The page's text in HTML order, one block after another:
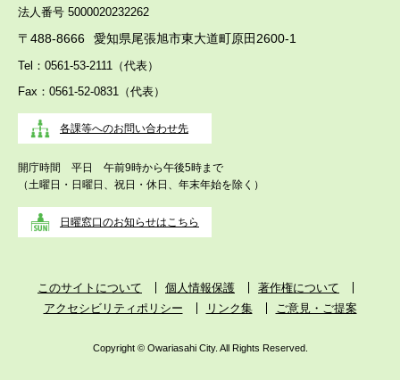
法人番号 5000020232262
〒488-8666 愛知県尾張旭市東大道町原田2600-1
Tel：0561-53-2111（代表）
Fax：0561-52-0831（代表）
各課等へのお問い合わせ先
開庁時間 平日 午前9時から午後5時まで
（土曜日・日曜日、祝日・休日、年末年始を除く）
日曜窓口のお知らせはこちら
このサイトについて 個人情報保護
著作権について
アクセシビリティポリシー
リンク集 ご意見・ご提案
Copyright © Owariasahi City. All Rights Reserved.